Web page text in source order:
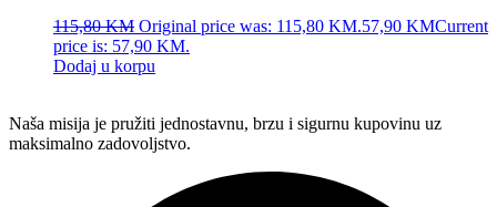
Partizanska BB, Živinice 75270